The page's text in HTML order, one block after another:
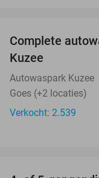
Complete
Kuzee
Autowaspark Kuzee
Goes (+2 locaties)
Verkocht: 2.539